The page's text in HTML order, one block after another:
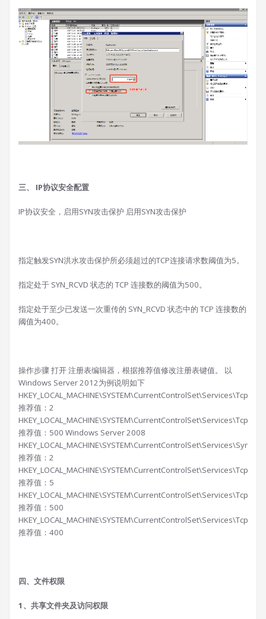
三、 IP协议安全配置
IP协议安全，启用SYN攻击保护 启用SYN攻击保护
指定触发SYN洪水攻击保护所必须超过的TCP连接请求数阈值为5。
指定处于 SYN_RCVD 状态的 TCP 连接数的阈值为500。
指定处于至少已发送一次重传的 SYN_RCVD 状态中的 TCP 连接数的
阈值为400。
操作步骤 打开 注册表编辑器，根据推荐值修改注册表键值。 以
Windows Server 2012为例说明如下
推荐值：2
推荐值：500 Windows Server 2008
推荐值：2
推荐值：5
推荐值：500
推荐值：400
四、文件权限
1、共享文件夹及访问权限